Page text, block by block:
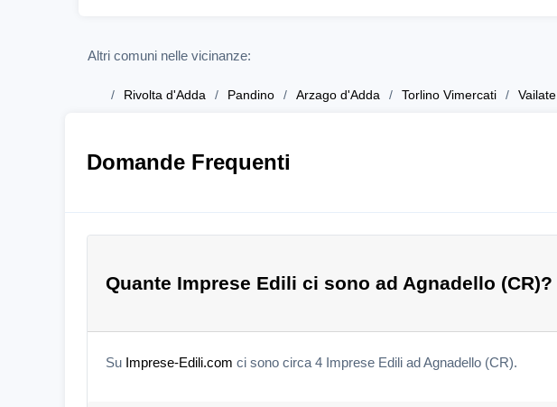
Altri comuni nelle vicinanze:
Rivolta d'Adda Pandino Arzago d'Adda Torlino Vimercati Vailate
Domande Frequenti
Quante Imprese Edili ci sono ad Agnadello (CR)?
Su Imprese-Edili.com ci sono circa 4 Imprese Edili ad Agnadello (CR).